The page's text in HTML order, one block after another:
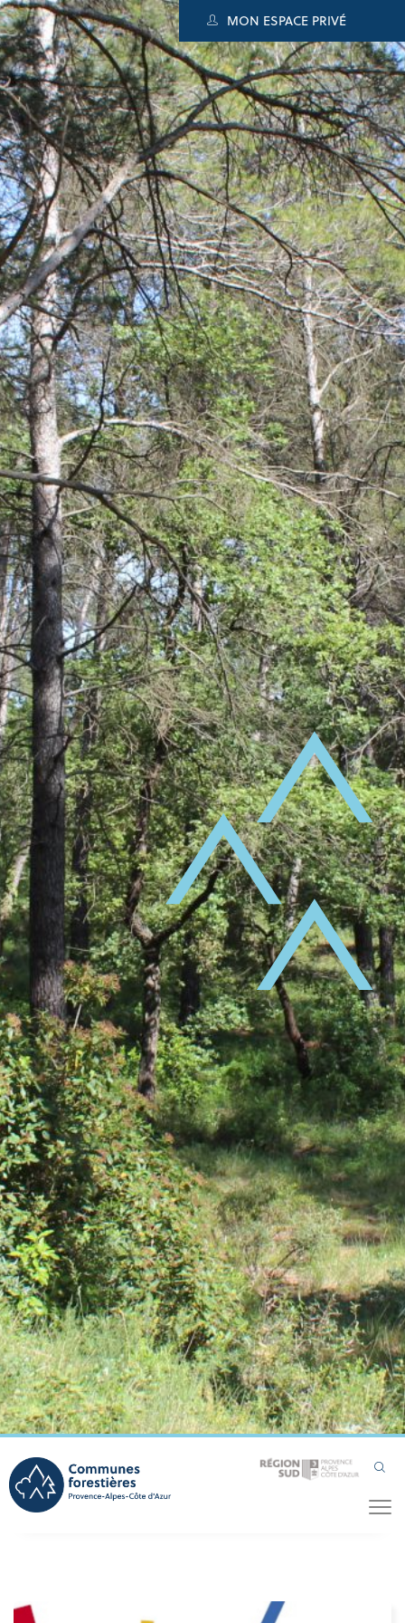
MON ESPACE PRIVÉ